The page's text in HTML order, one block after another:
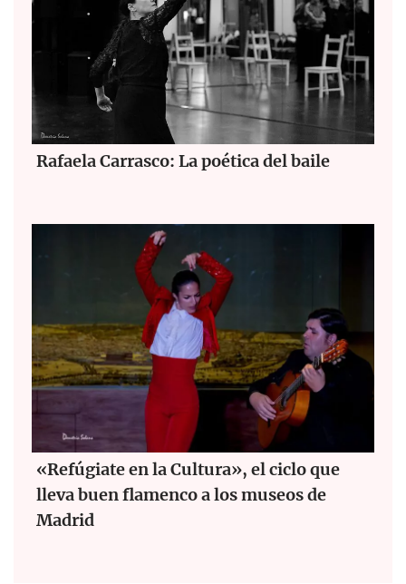
Rafaela Carrasco: La poética del baile
«Refúgiate en la Cultura», el ciclo que
lleva buen flamenco a los museos de
Madrid